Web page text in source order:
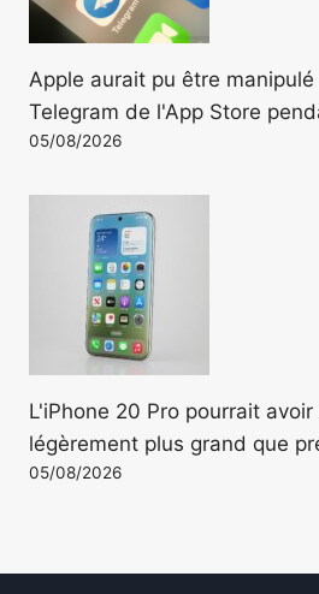
Apple aurait pu être
Telegram de l'App Store
05/08/2026
L'iPhone 20 Pro pourrait avoir
légèrement plus grand que
05/08/2026